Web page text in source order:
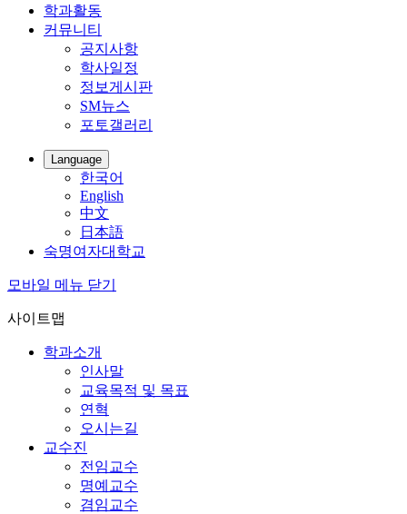
학과활동
커뮤니티
공지사항
학사일정
정보게시판
SM뉴스
포토갤러리
Language
한국어
English
中文
日本語
숙명여자대학교
모바일 메뉴 닫기
사이트맵
학과소개
인사말
교육목적 및 목표
연혁
오시는길
교수진
전임교수
명예교수
겸임교수